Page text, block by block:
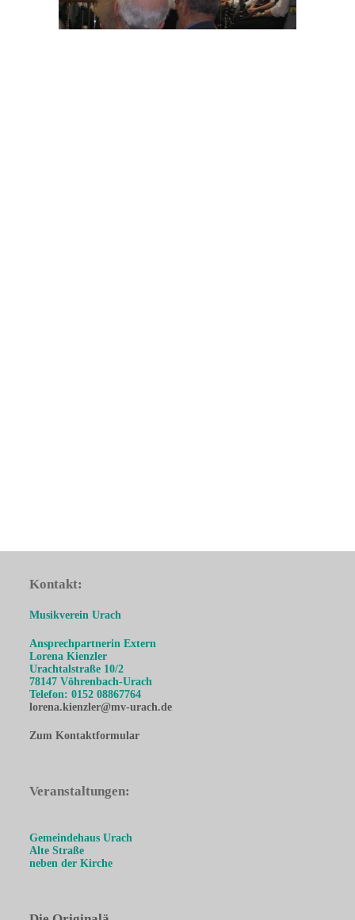
Kontakt:
Musikverein Urach
Ansprechpartnerin Extern
Lorena Kienzler
Urachtalstraße 10/2
78147 Vöhrenbach-Urach
Telefon: 0152 08867764
lorena.kienzler@mv-urach.de
Zum Kontaktformular
Veranstaltungen:
Gemeindehaus Urach
Alte Straße
neben der Kirche